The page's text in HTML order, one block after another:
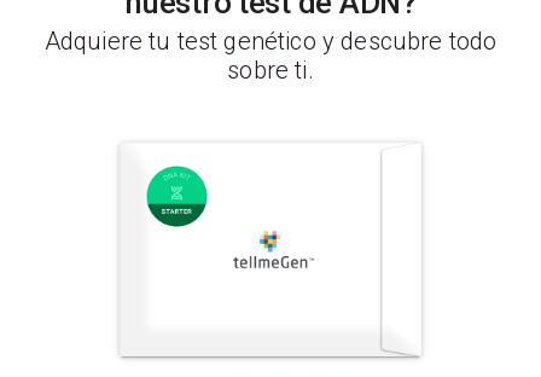
Adquiere tu test genético y descubre todo
sobre ti.